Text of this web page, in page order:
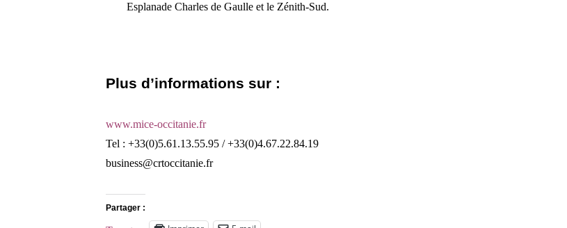
Esplanade Charles de Gaulle et le Zénith-Sud.
Plus d’informations sur :
www.mice-occitanie.fr
Tel : +33(0)5.61.13.55.95 / +33(0)4.67.22.84.19
business@crtoccitanie.fr
Partager :